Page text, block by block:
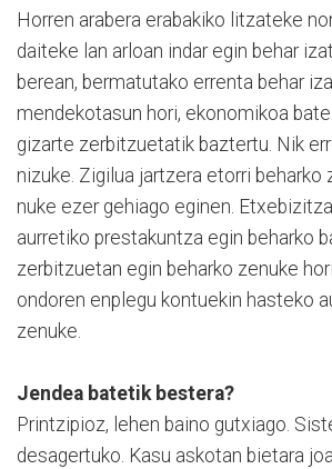
Horren arabera erabakiko litzateke
daiteke lan arloan indar egin behar
berean, bermatutako errenta behar
mendekotasun hori, ekonomikoa
gizarte zerbitzuetatik baztertu. Nik
nizuke. Zigilua jartzera etorri beharko
nuke ezer gehiago eginen.
aurretiko prestakuntza egin beharko
zerbitzuetan egin beharko zenuke
ondoren enplegu kontuekin hasteko
zenuke.
Jendea batetik bestera?
Printzipioz, lehen baino gutxiago.
desagertuko. Kasu askotan bietara